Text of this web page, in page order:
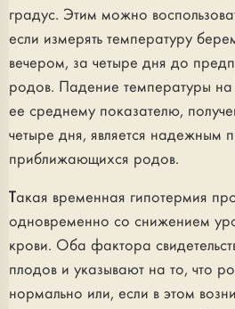
градус. Этим можно
если измерять температуру
вечером, за четыре дня до
родов. Падение температуры
ее среднему показателю,
четыре дня, является надежным
приближающихся родов.
Такая временная гипотермия
одновременно со снижением
крови. Оба фактора
плодов и указывают на то, что
нормально или, если в этом